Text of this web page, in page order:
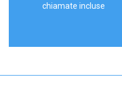
chiamate incluse